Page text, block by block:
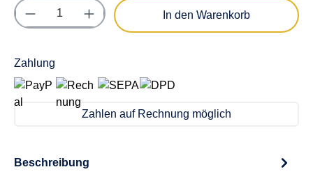
Produkt Anzahl: Gib den gewünschten
In den Warenkorb
Zahlung
Zahlen auf Rechnung möglich
Beschreibung